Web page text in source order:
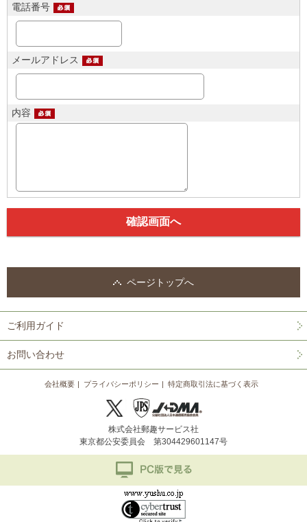
電話番号
メールアドレス
内容
ページトップへ
ご利用ガイド
お問い合わせ
会社概要 プライバシーポリシー 特定商取引法に基づく表示
株式会社郵趣サービス社
東京都公安委員会 第304429601147号